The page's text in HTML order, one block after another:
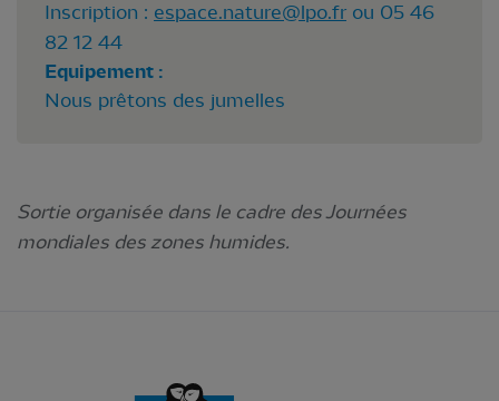
Inscription : espace.nature@lpo.fr ou 05 46
82 12 44
Equipement :
Nous prêtons des jumelles
Sortie organisée dans le cadre des Journées
mondiales des zones humides.